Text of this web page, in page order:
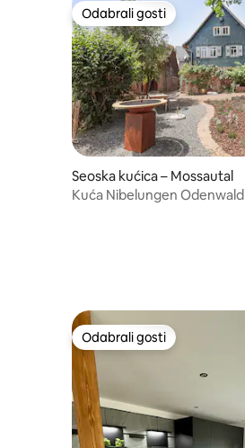
Odabrali gosti
Odabrali gosti
Seoska kućica – Mossautal
Kuća Nibelungen Odenwald
Odabrali gosti
Odabrali gosti